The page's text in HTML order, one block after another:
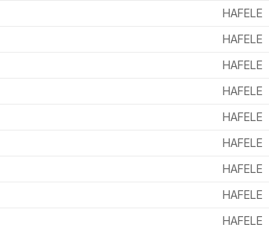
HAFELE
HAFELE
HAFELE
HAFELE
HAFELE
HAFELE
HAFELE
HAFELE
HAFELE